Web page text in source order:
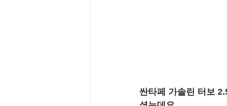
싼타페 가솔린 터보